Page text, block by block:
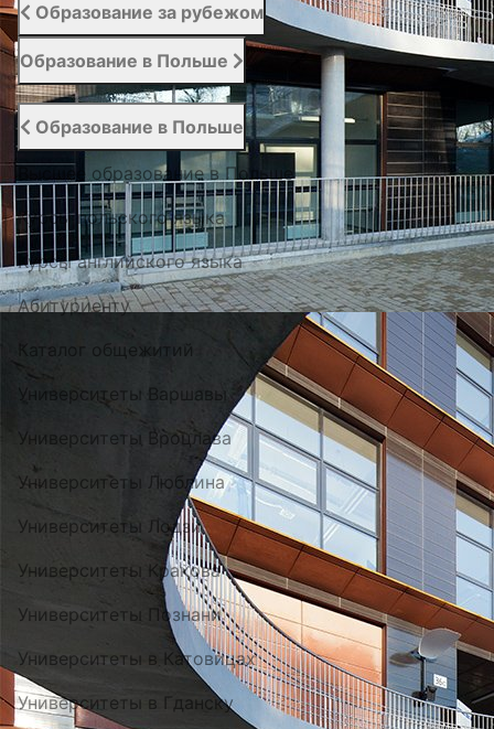
Образование за рубежом
Образование в Польше
Образование в Польше
Высшее образование в Польше
Курсы польского языка
Курсы английского языка
Абитуриенту
Каталог общежитий
Университеты Варшавы
Университеты Вроцлава
Университеты Люблина
Университеты Лодзи
Университеты Кракова
Университеты Познани
Университеты в Катовицах
Университеты в Гданску